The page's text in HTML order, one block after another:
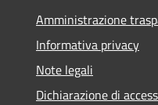
Amministrazione
Informativa privacy
Note legali
Dichiarazione di